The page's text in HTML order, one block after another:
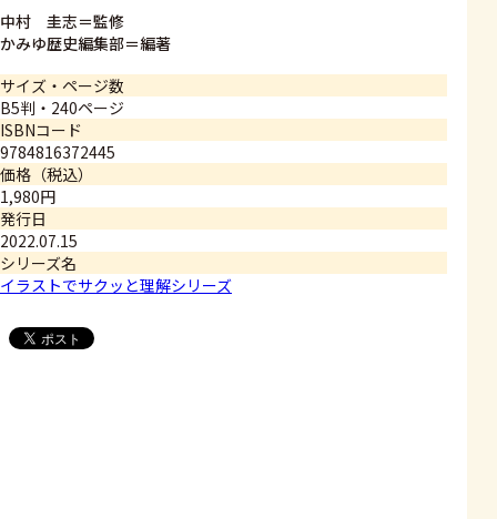
中村 圭志＝監修
かみゆ歴史編集部＝編著
サイズ・ページ数
B5判・240ページ
ISBNコード
9784816372445
価格（税込）
1,980円
発行日
2022.07.15
シリーズ名
イラストでサクッと理解シリーズ